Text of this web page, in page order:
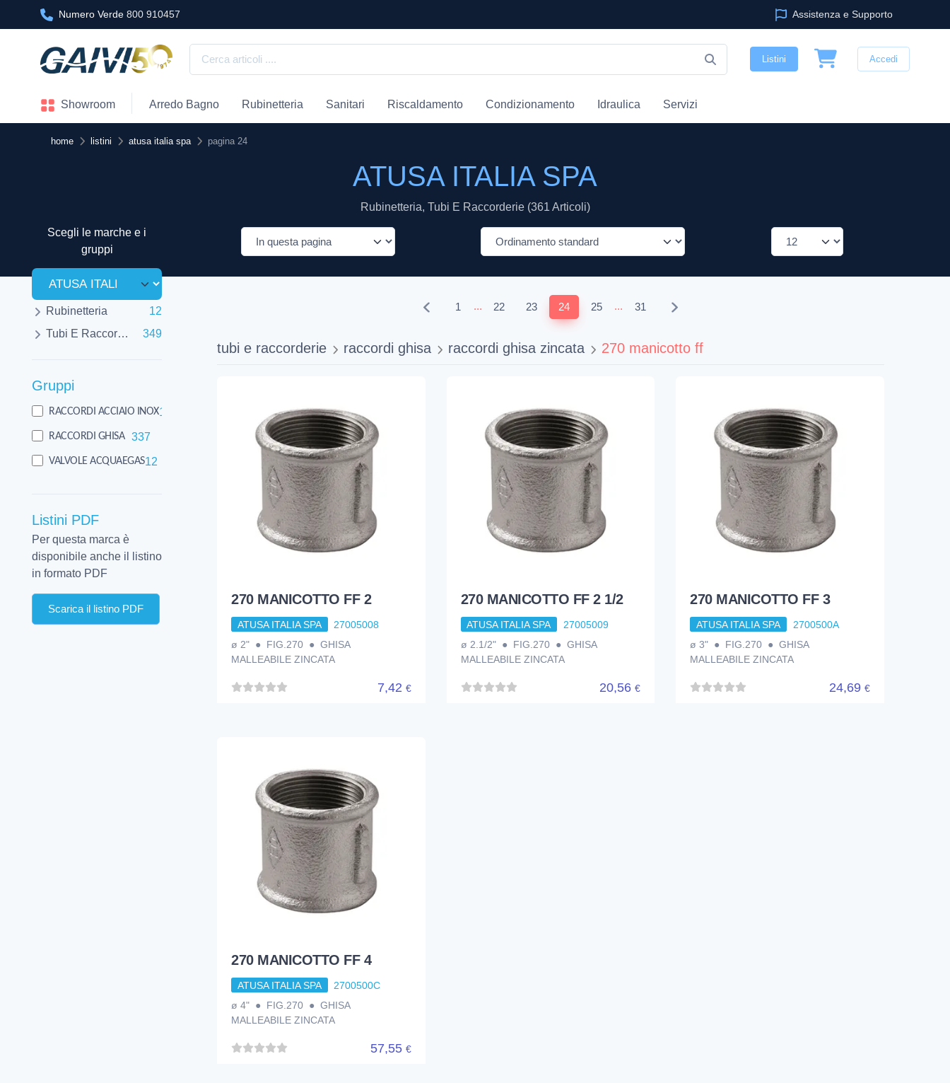
Numero Verde 800 910457 Assistenza e Supporto
Listini Accedi
Showroom Arredo Bagno Rubinetteria Sanitari Riscaldamento Condizionamento Idraulica Servizi
home listini atusa italia spa pagina 24
ATUSA ITALIA SPA
Rubinetteria, Tubi E Raccorderie (361 Articoli)
Scegli le marche e i
gruppi
Rubinetteria
12
Tubi E Raccorderie
349
Gruppi
RACCORDI ACCIAIO INOX12
RACCORDI GHISA 337
VALVOLE ACQUAEGAS12
Listini PDF
Per questa marca è
disponibile anche il listino
in formato PDF
Scarica il listino PDF
1 ... 22 23 24 25 ... 31
tubi e raccorderie raccordi ghisa raccordi ghisa zincata 270 manicotto ff
270 MANICOTTO FF 2
ATUSA ITALIA SPA
27005008
ø 2" ● FIG.270 ● GHISA
MALLEABILE ZINCATA
7,42 €
270 MANICOTTO FF 2 1/2
ATUSA ITALIA SPA
27005009
ø 2.1/2" ● FIG.270 ● GHISA
MALLEABILE ZINCATA
20,56€
270 MANICOTTO FF 3
ATUSA ITALIA SPA
2700500A
ø 3" ● FIG.270 ● GHISA
MALLEABILE ZINCATA
24,69 €
270 MANICOTTO FF 4
ATUSA ITALIA SPA
2700500C
ø 4" ● FIG.270 ● GHISA
MALLEABILE ZINCATA
57,55 €